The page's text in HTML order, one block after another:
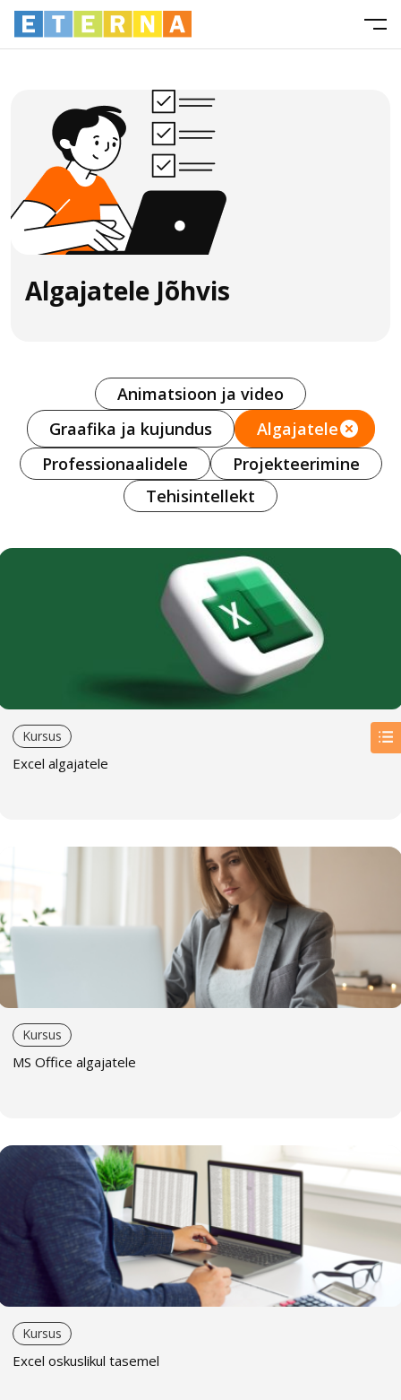
Algajatele Jõhvis
Animatsioon ja video
Graafika ja kujundus
Algajatele
Professionaalidele
Projekteerimine
Tehisintellekt
Kursus
Excel algajatele
Kursus
MS Office algajatele
Kursus
Excel oskuslikul tasemel